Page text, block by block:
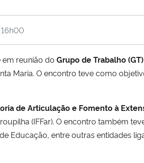
em reunião do Grupo de Trabalho (GT)
Maria. O encontro teve como
de Articulação e Fomento à
(IFFar). O encontro também
Educação, entre outras entidades